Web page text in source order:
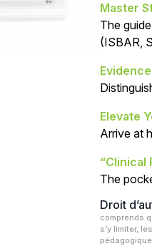
Master
The
(ISBAR,
Elevate
Arrive at
“Clinical
The
Droit
comprends
s’y limiter,